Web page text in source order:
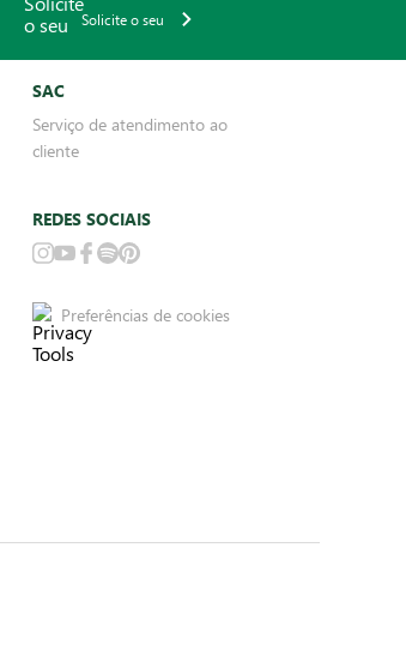
Solicite o seu
SAC
Serviço de atendimento ao
cliente
REDES SOCIAIS
Preferências de cookies